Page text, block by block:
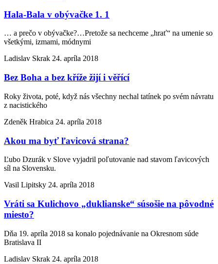
Hala-Bala v obývačke 1. 1
… a prečo v obývačke?…Pretože sa nechceme „hrať“ na umenie so
všetkými, izmami, módnymi
Ladislav Skrak 24. apríla 2018
Bez Boha a bez kříže žijí i věřící
Roky života, poté, když nás všechny nechal tatínek po svém návratu
z nacistického
Zdeněk Hrabica 24. apríla 2018
Akou ma byť ľavicová strana?
Ľubo Dzurák v Slove vyjadril poľutovanie nad stavom ľavicových
síl na Slovensku.
Vasil Lipitsky 24. apríla 2018
Vráti sa Kulichovo „duklianske“ súsošie na pôvodné
miesto?
Dňa 19. apríla 2018 sa konalo pojednávanie na Okresnom súde
Bratislava II
Ladislav Skrak 24. apríla 2018